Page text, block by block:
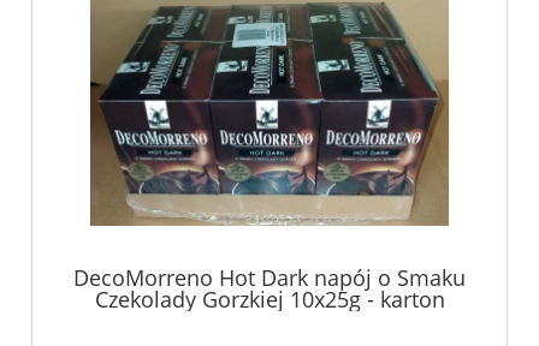
DecoMorreno Hot Dark napój o Smaku
Czekolady Gorzkiej 10x25g - karton